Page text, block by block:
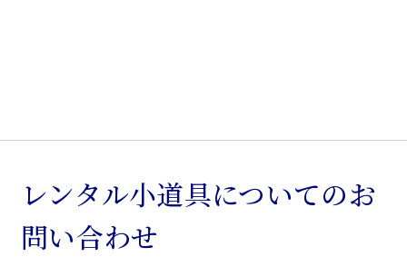
レンタル小道具についてのお
問い合わせ